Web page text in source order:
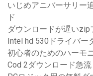
いじめアニバーサリー
ド
ダウンロードが遅いzip
Intel hd 530ドライバー
初心者のためのハーモ
Cod 2ダウンロード急流